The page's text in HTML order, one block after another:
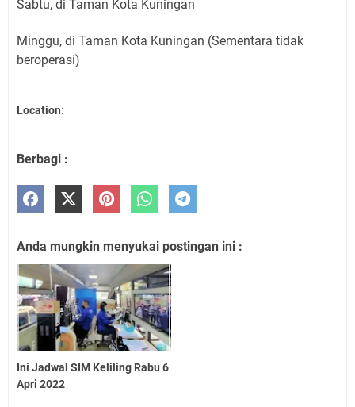
Sabtu, di Taman Kota Kuningan
Minggu, di Taman Kota Kuningan (Sementara tidak
beroperasi)
Location:
Berbagi :
Anda mungkin menyukai postingan ini :
Ini Jadwal SIM Keliling Rabu 6
Apri 2022